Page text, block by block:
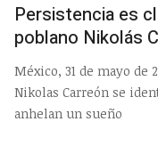
Persistencia es
poblano Nikolás
México, 31 de mayo de
Nikolas Carreón se
anhelan un sueño